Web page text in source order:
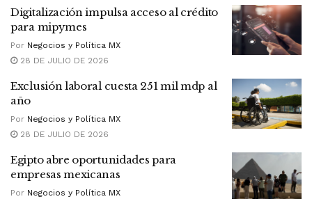
Digitalización impulsa acceso al crédito
para mipymes
Por Negocios y Política MX
28 DE JULIO DE 2026
Exclusión laboral cuesta 251 mil mdp al
año
Por Negocios y Política MX
28 DE JULIO DE 2026
Egipto abre oportunidades para
empresas mexicanas
Por Negocios y Política MX